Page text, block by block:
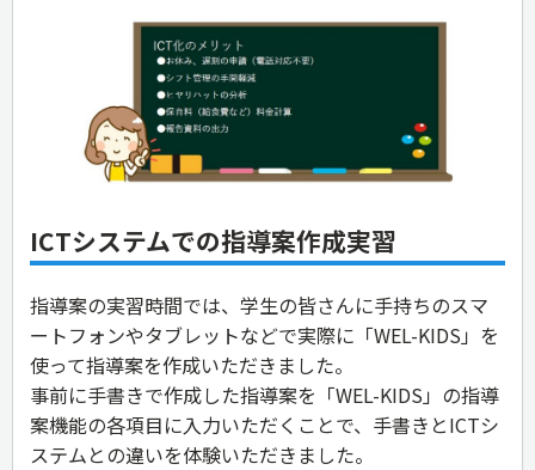
ICTシステムでの指導案作成実習
指導案の実習時間では、学生の皆さんに手持ちのスマ
ートフォンやタブレットなどで実際に「WEL-KIDS」を
使って指導案を作成いただきました。
事前に手書きで作成した指導案を「WEL-KIDS」の指導
案機能の各項目に入力いただくことで、手書きとICTシ
ステムとの違いを体験いただきました。